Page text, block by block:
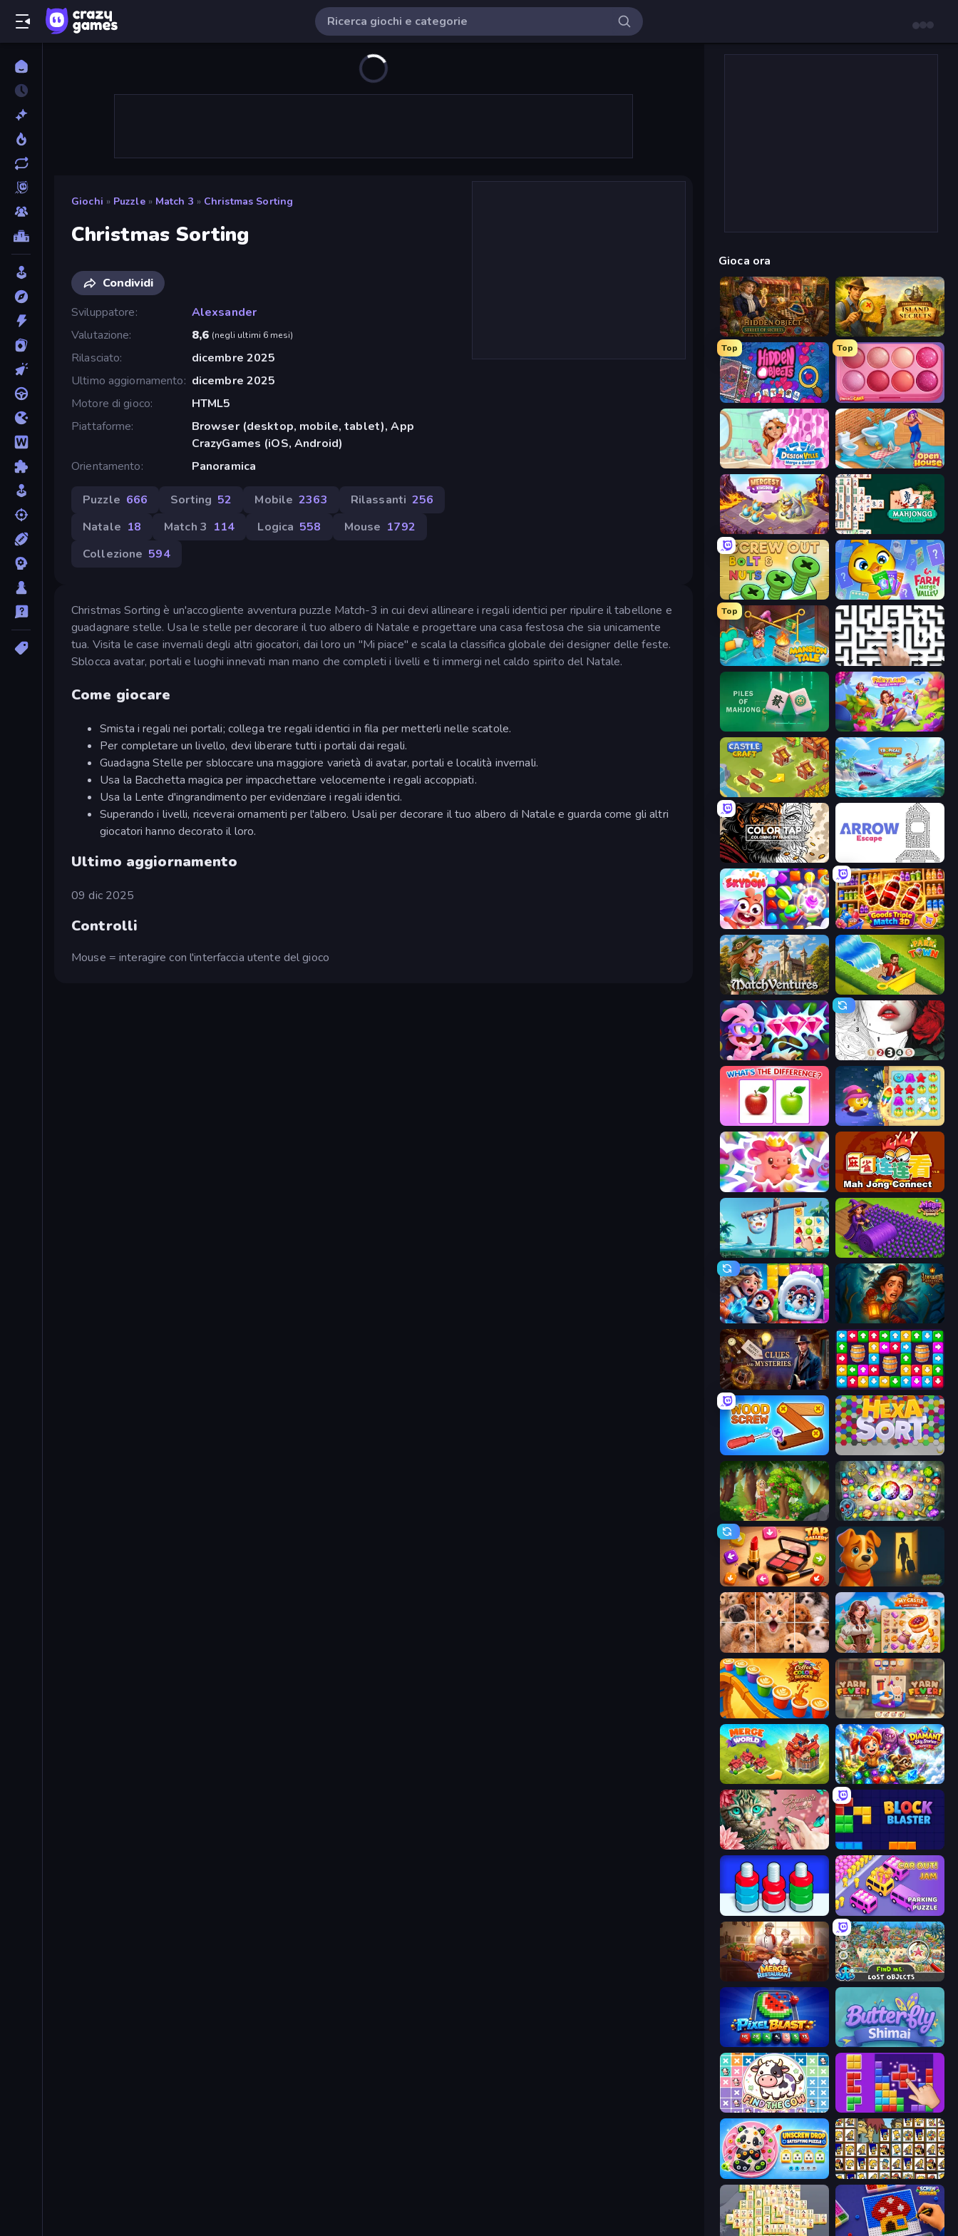
Giochi » Puzzle » Match 3 » Christmas Sorting
Christmas Sorting
Condividi
Sviluppatore
Alexsander
Valutazione
8,6 (negli ultimi 6 mesi)
Rilasciato
dicembre 2025
Ultimo aggiornamento
dicembre 2025
Motore di gioco
HTML5
Piattaforme
Browser (desktop, mobile, tablet), App
CrazyGames (iOS, Android)
Orientamento
Panoramica
Puzzle 666 Sorting 52 Mobile 2363 Rilassanti 256
Natale 18 Match 3 114 Logica 558 Mouse 1792
Collezione 594
Christmas Sorting è un'accogliente avventura puzzle Match-3 in cui devi allineare i regali identici per ripulire il tabellone e
guadagnare stelle. Usa le stelle per decorare il tuo albero di Natale e progettare una casa festosa che sia unicamente
tua. Visita le case invernali degli altri giocatori, dai loro un "Mi piace" e scala la classifica globale dei designer delle feste.
Sblocca avatar, portali e luoghi innevati man mano che completi i livelli e ti immergi nel caldo spirito del Natale.
Come giocare
Smista i regali nei portali; collega tre regali identici in fila per metterli nelle scatole.
Per completare un livello, devi liberare tutti i portali dai regali.
Guadagna Stelle per sbloccare una maggiore varietà di avatar, portali e località invernali.
Usa la Bacchetta magica per impacchettare velocemente i regali accoppiati.
Usa la Lente d'ingrandimento per evidenziare i regali identici.
Superando i livelli, riceverai ornamenti per l'albero. Usali per decorare il tuo albero di Natale e guarda come gli altri
giocatori hanno decorato il loro.
Ultimo aggiornamento
09 dic 2025
Controlli
Mouse = interagire con l'interfaccia utente del gioco
Gioca ora
Hidden Object: Street Of Secrets Hidden Objects: Island Secrets
Top
Hidden Objects
Top
Piece of Cake: Merge and Bake
Designville: Merge & Design Open House
Mergest Kingdom Mahjongg Solitaire
Screw Out: Bolts and Nuts Farm Merge Valley
Top
Mansion Tale: Merge Secrets Arrow Escape: Puzzle
Piles of Mahjong Fairyland Merge & Magic
Castle Craft Tropical Merge
Color Tap: Coloring by Numbers Arrow Escape
Skydom Goods Triple Match 3D
MatchVentures Park Town
Skydom: Reforged Numicolor
What's The Difference? Candy Riddles
Match Arena Mahjong Connect (Legacy)
Sugar Heroes Magic School
Captain Blast Lamplighter: Merge & Magic
Hidden Object: Clues and Mysteries Tap Away Story
Wood Screw: Bolts Puzzle
Northern Merge Forgotten Treasure 2
Tap Gallery Ranch Adventures
Jigpic Solitaire My Castle: Merge & Story
Coffee Color Blocks Yarn Fever! Unravel Puzzle
Merge World Diamant: Sky Stories Match 3
Favorite Puzzles Block Blaster
Car OUT! Jam Parking Puzzle
Merge Restaurant Find Me: Lost Objects
Pixel Blast Butterfly Shimai
Find The Cow BlockBuster Puzzle
Unscrew Drop: Satisfying Puzzle Tiles of the Simpsons